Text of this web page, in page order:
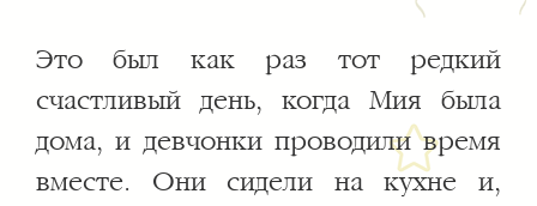
Это был как раз тот редкий
счастливый день, когда Мия была
дома, и девчонки проводили время
вместе. Они сидели на кухне и,